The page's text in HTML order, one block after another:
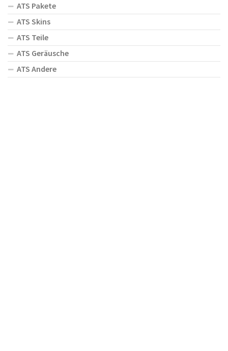
ATS Pakete
ATS Skins
ATS Teile
ATS Geräusche
ATS Andere